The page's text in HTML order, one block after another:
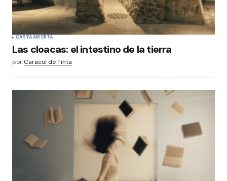
CARTA ABIERTA
Las cloacas: el intestino de la tierra
por Caracol de Tinta